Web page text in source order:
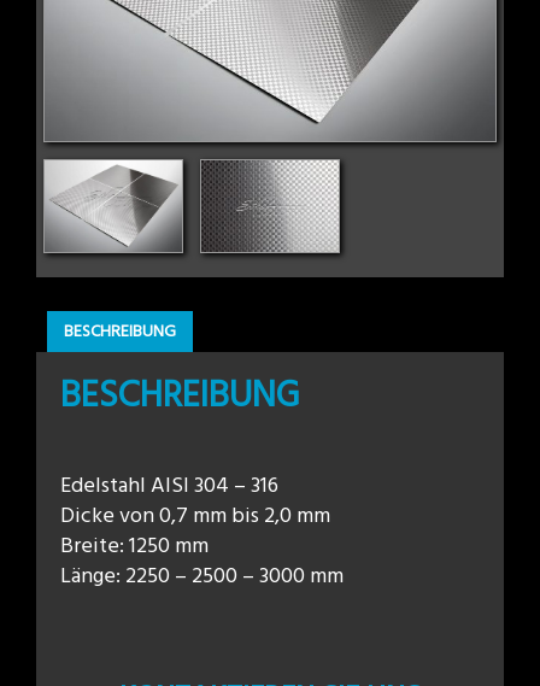
BESCHREIBUNG
BESCHREIBUNG
Edelstahl AISI 304 – 316
Dicke von 0,7 mm bis 2,0 mm
Breite: 1250 mm
Länge: 2250 – 2500 – 3000 mm